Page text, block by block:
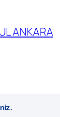
ANKARA